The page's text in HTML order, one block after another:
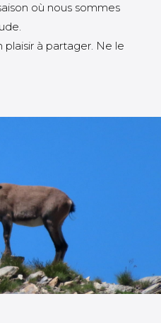
où nous sommes
à partager. Ne le